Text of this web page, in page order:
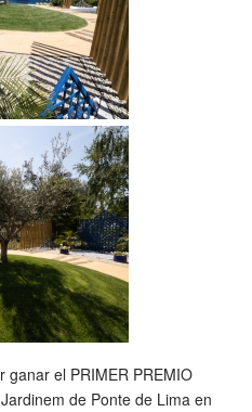
ganar el PRIMER PREMIO
de Ponte de Lima en